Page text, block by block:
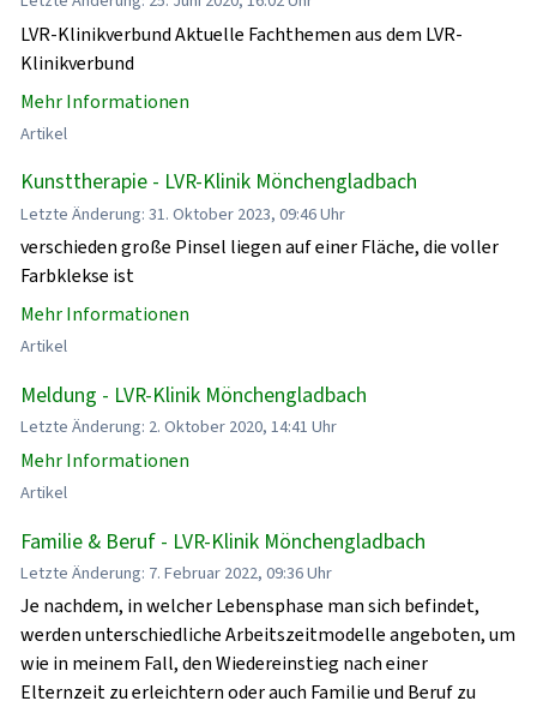
LVR-Klinikverbund Aktuelle Fachthemen aus dem LVR-
Klinikverbund
Mehr Informationen
Artikel
Kunsttherapie - LVR-Klinik Mönchengladbach
Letzte Änderung: 31. Oktober 2023, 09:46 Uhr
verschieden große Pinsel liegen auf einer Fläche, die voller
Farbklekse ist
Mehr Informationen
Artikel
Meldung - LVR-Klinik Mönchengladbach
Letzte Änderung: 2. Oktober 2020, 14:41 Uhr
Mehr Informationen
Artikel
Familie & Beruf - LVR-Klinik Mönchengladbach
Letzte Änderung: 7. Februar 2022, 09:36 Uhr
Je nachdem, in welcher Lebensphase man sich befindet,
werden unterschiedliche Arbeitszeitmodelle angeboten, um
wie in meinem Fall, den Wiedereinstieg nach einer
Elternzeit zu erleichtern oder auch Familie und Beruf zu